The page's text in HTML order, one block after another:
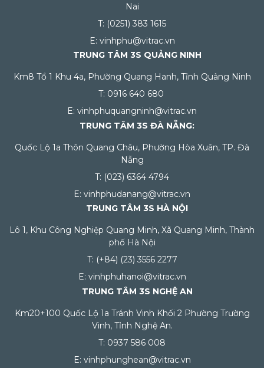
Nai
T: (0251) 383 1615
E: vinhphu@vitrac.vn
TRUNG TÂM 3S QUẢNG NINH
Km8 Tổ 1 Khu 4a, Phường Quang Hanh, Tỉnh Quảng Ninh
T: 0916 640 680
E: vinhphuquangninh@vitrac.vn
TRUNG TÂM 3S ĐÀ NẴNG:
Quốc Lộ 1a Thôn Quang Châu, Phường Hòa Xuân, TP. Đà
Nẵng
T: (023) 6364 4794
E: vinhphudanang@vitrac.vn
TRUNG TÂM 3S HÀ NỘI
Lô 1, Khu Công Nghiệp Quang Minh, Xã Quang Minh, Thành
phố Hà Nội
T: (+84) (23) 3556 2277
E: vinhphuhanoi@vitrac.vn
TRUNG TÂM 3S NGHỆ AN
Km20+100 Quốc Lộ 1a Tránh Vinh Khối 2 Phường Trường
Vinh, Tỉnh Nghệ An.
T: 0937 586 008
E: vinhphunghean@vitrac.vn